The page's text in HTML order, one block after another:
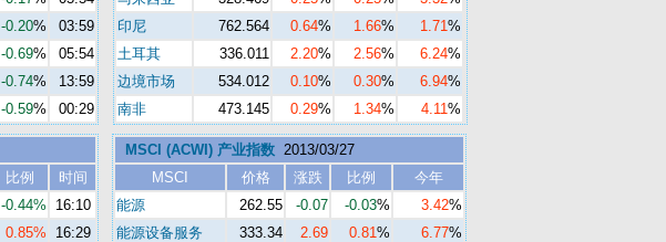
-0.20%
03:59
-0.69%
05:54
-0.74%
13:59
-0.59% 00:29
印尼
762.564 0.64% 1.66% 1.71%
土耳其
336.011 2.20% 2.56% 6.24%
边境市场
534.012 0.10% 0.30% 6.94%
南非
473.145 0.29% 1.34% 4.11%
比例
时间
-0.44%
16:10
0.85%
16:29
MSCI (ACWI) 产业指数 2013/03/27
MSCI
价格 涨跌 比例
今年
能源
262.55 -0.07 -0.03% 3.42%
能源设备服务
333.34 2.69 0.81% 6.77%